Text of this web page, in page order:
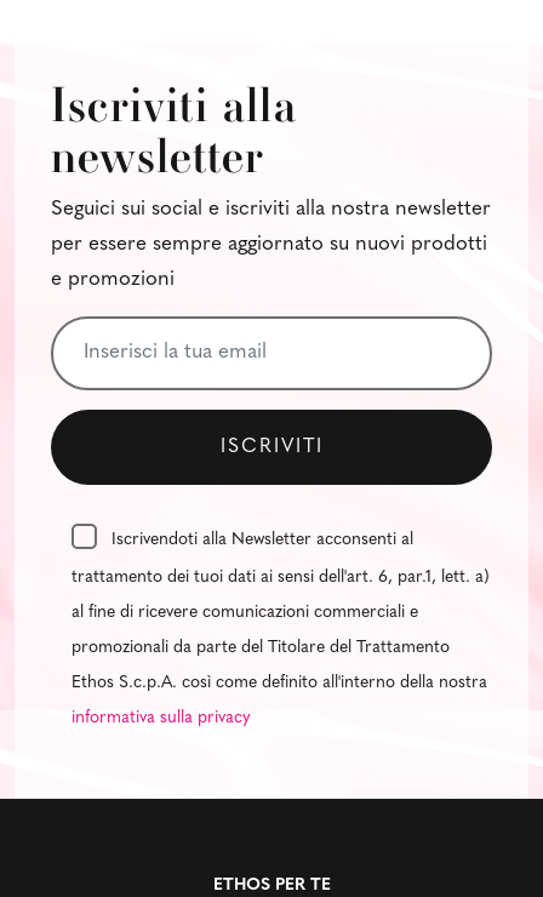
Iscriviti alla
newsletter
Seguici sui social e iscriviti alla nostra newsletter
per essere sempre aggiornato su nuovi prodotti
e promozioni
Iscrivendoti alla Newsletter acconsenti al
trattamento dei tuoi dati ai sensi dell'art. 6, par.1, lett. a)
al fine di ricevere comunicazioni commerciali e
promozionali da parte del Titolare del Trattamento
Ethos S.c.p.A. così come definito all'interno della nostra
informativa sulla privacy
ETHOS PER TE